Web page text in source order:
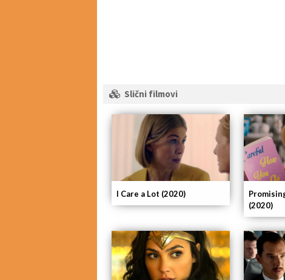
Slični filmovi
(2020)
I Care a Lot (2020)